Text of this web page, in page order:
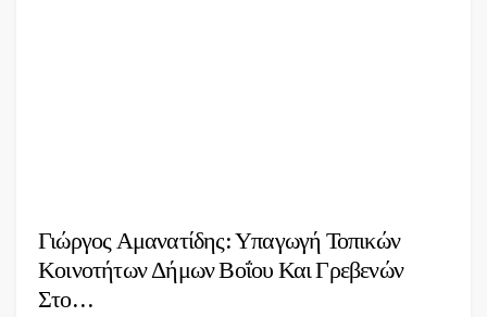
Γιώργος Αμανατίδης: Υπαγωγή Τοπικών
Κοινοτήτων Δήμων Βοΐου Και Γρεβενών
Στο…